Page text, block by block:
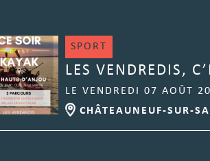
LES VENDREDIS,
SPORT
LE VENDREDI 07 AOÛT
CHÂTEAUNEUF-SUR-